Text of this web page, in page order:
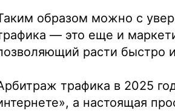
образом можно с
— это еще и
расти быстро
трафика в 2025
а настоящая